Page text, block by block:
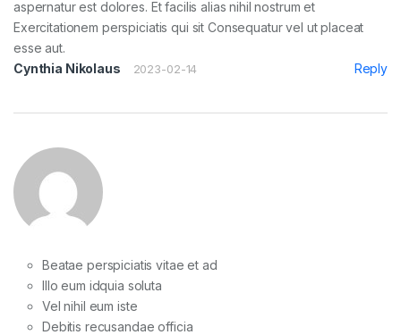
aspernatur est dolores. Et facilis alias nihil nostrum et
Exercitationem perspiciatis qui sit Consequatur vel ut placeat
esse aut.
Cynthia Nikolaus
2023-02-14 Reply
Beatae perspiciatis vitae et ad
Illo eum idquia soluta
Vel nihil eum iste
Debitis recusandae officia